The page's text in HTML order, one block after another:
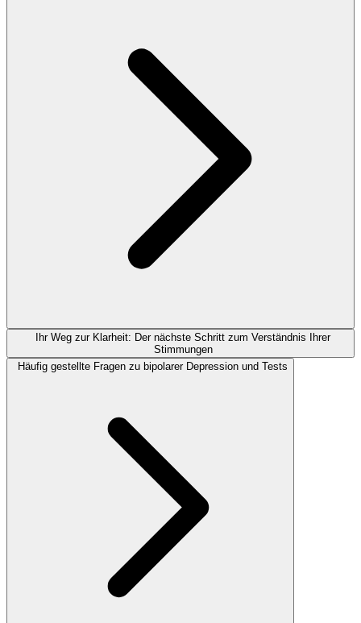
Ihr Weg zur Klarheit: Der nächste Schritt zum Verständnis Ihrer
Stimmungen
Häufig gestellte Fragen zu bipolarer Depression und Tests